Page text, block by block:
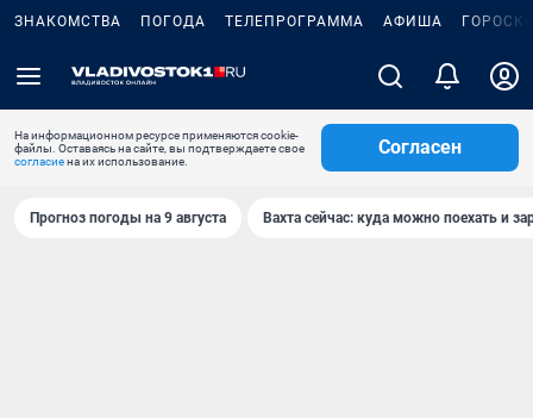
ЗНАКОМСТВА ПОГОДА ТЕЛЕПРОГРАММА АФИША
На информационном ресурсе применяются cookie-
файлы. Оставаясь на сайте, вы подтверждаете свое
согласиена их использование.
Согласен
Прогноз погоды на 9 августа Вахта сейчас: куда можно поехать и